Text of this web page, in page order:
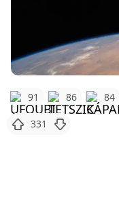
91 86 84
331